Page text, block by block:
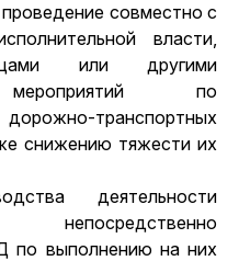
совместно с
власти,
или другими
мероприятий по
транспортных
снижению тяжести их
деятельности
по выполнению на них